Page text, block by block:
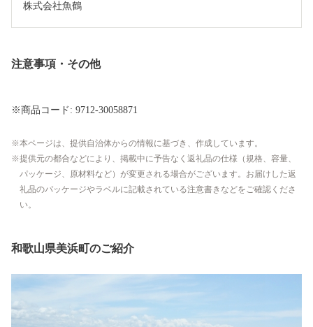
株式会社魚鶴
注意事項・その他
※商品コード: 9712-30058871
本ページは、提供自治体からの情報に基づき、作成しています。
提供元の都合などにより、掲載中に予告なく返礼品の仕様（規格、容量、
パッケージ、原材料など）が変更される場合がございます。お届けした返
礼品のパッケージやラベルに記載されている注意書きなどをご確認くださ
い。
和歌山県美浜町のご紹介